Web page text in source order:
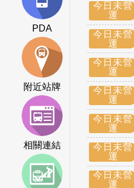
PDA
附近站牌
相關連結
今日未營
運
今日未營
運
今日未營
運
今日未營
運
今日未營
運
今日未營
運
今日未營
運